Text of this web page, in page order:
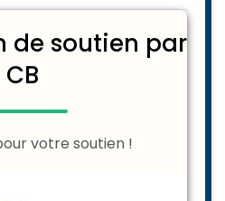
de soutien par
CB
votre soutien !